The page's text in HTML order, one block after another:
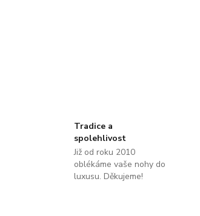
Tradice a
spolehlivost
Již od roku 2010
oblékáme vaše nohy do
luxusu. Děkujeme!